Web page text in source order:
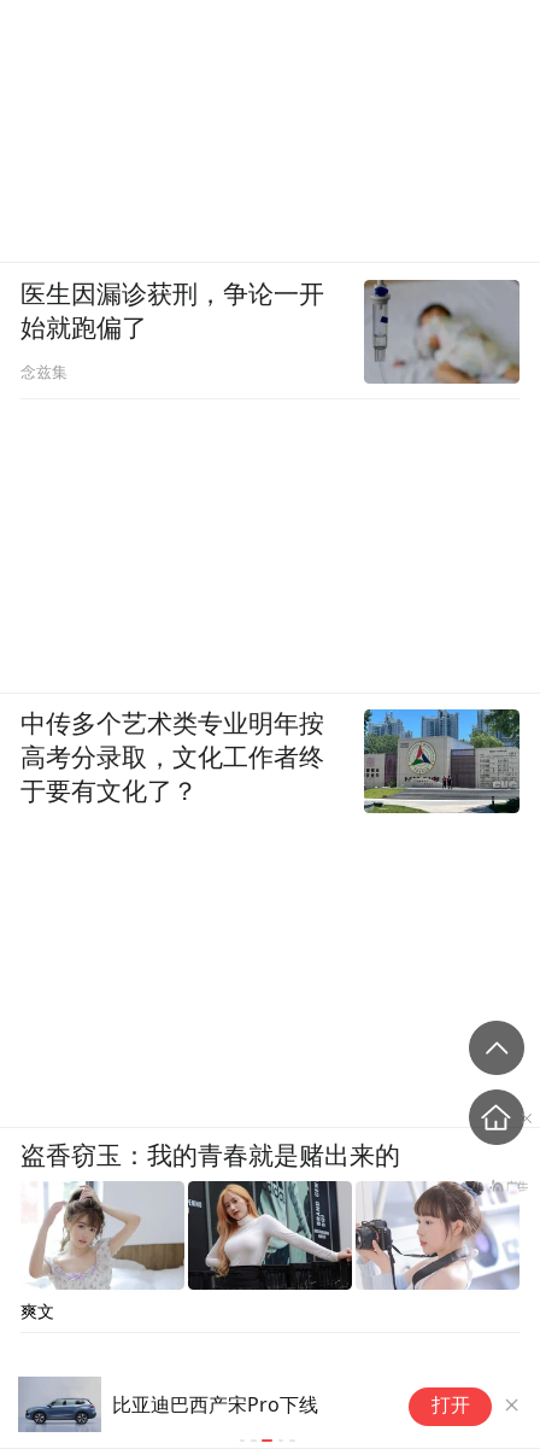
比亚迪巴西产宋Pro下线
日
打开
医生因漏诊获刑，争论一开
始就跑偏了
念兹集
中传多个艺术类专业明年按
高考分录取，文化工作者终
于要有文化了？
盗香窃玉：我的青春就是赌出来的
爽文